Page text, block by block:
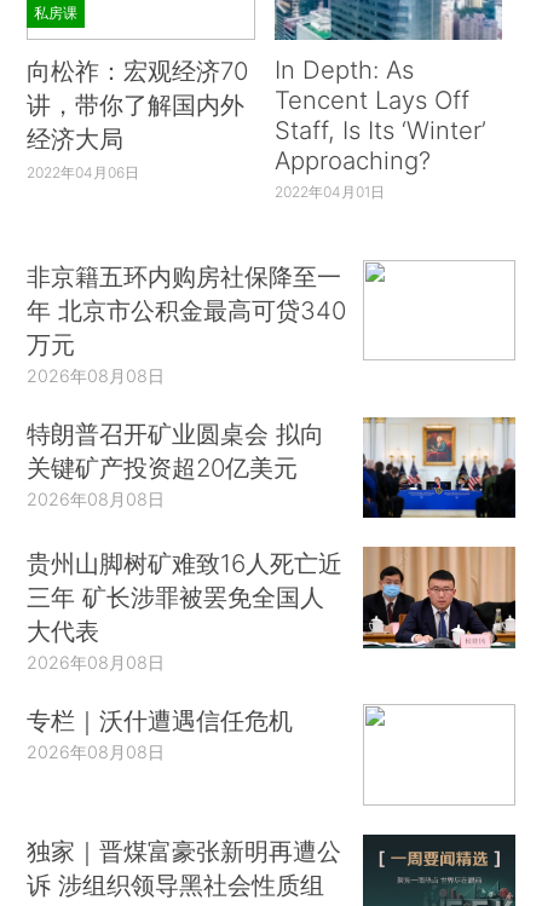
私房课
向松祚：宏观经济70
讲，带你了解国内外
经济大局
2022年04月06日
In Depth: As
Tencent Lays Off
Staff, Is Its ‘Winter’
Approaching?
2022年04月01日
非京籍五环内购房社保降至一
年 北京市公积金最高可贷340
万元
2026年08月08日
特朗普召开矿业圆桌会 拟向
关键矿产投资超20亿美元
2026年08月08日
贵州山脚树矿难致16人死亡近
三年 矿长涉罪被罢免全国人
大代表
2026年08月08日
专栏｜沃什遭遇信任危机
2026年08月08日
独家｜晋煤富豪张新明再遭公
诉 涉组织领导黑社会性质组